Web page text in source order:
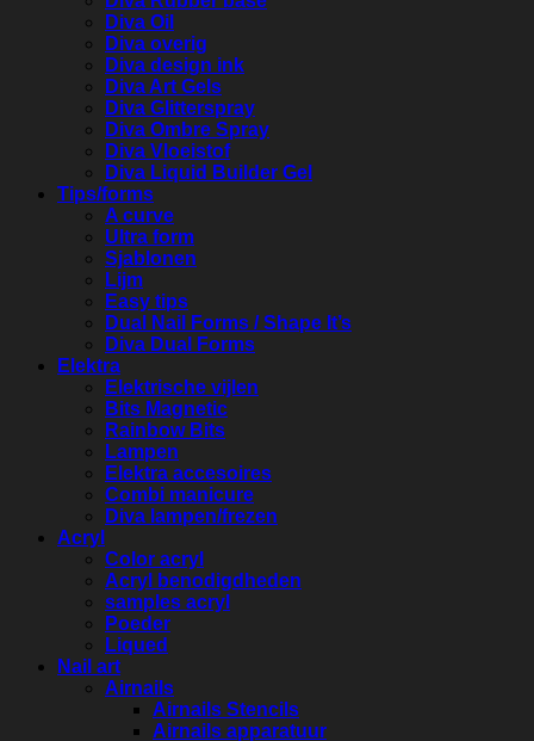
Diva Oil
Diva overig
Diva design ink
Diva Art Gels
Diva Glitterspray
Diva Ombre Spray
Diva Vloeistof
Diva Liquid Builder Gel
Tips/forms
A curve
Ultra form
Sjablonen
Lijm
Easy tips
Dual Nail Forms / Shape It’s
Diva Dual Forms
Elektra
Elektrische vijlen
Bits Magnetic
Rainbow Bits
Lampen
Elektra accesoires
Combi manicure
Diva lampen/frezen
Acryl
Color acryl
Acryl benodigdheden
samples acryl
Poeder
Liqued
Nail art
Airnails
Airnails Stencils
Airnails apparatuur